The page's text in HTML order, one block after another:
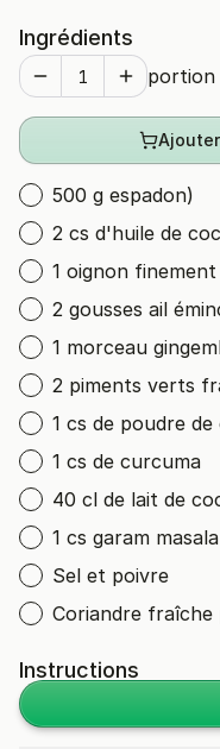
Ingrédients
portion
500 g espadon)
2 cs d'huile de
1 oignon
2 gousses ail
1 morceau
2 piments verts
1 cs de poudre
1 cs de curcuma
40 cl de lait de
1 cs garam masala
Sel et poivre
Coriandre
Instructions